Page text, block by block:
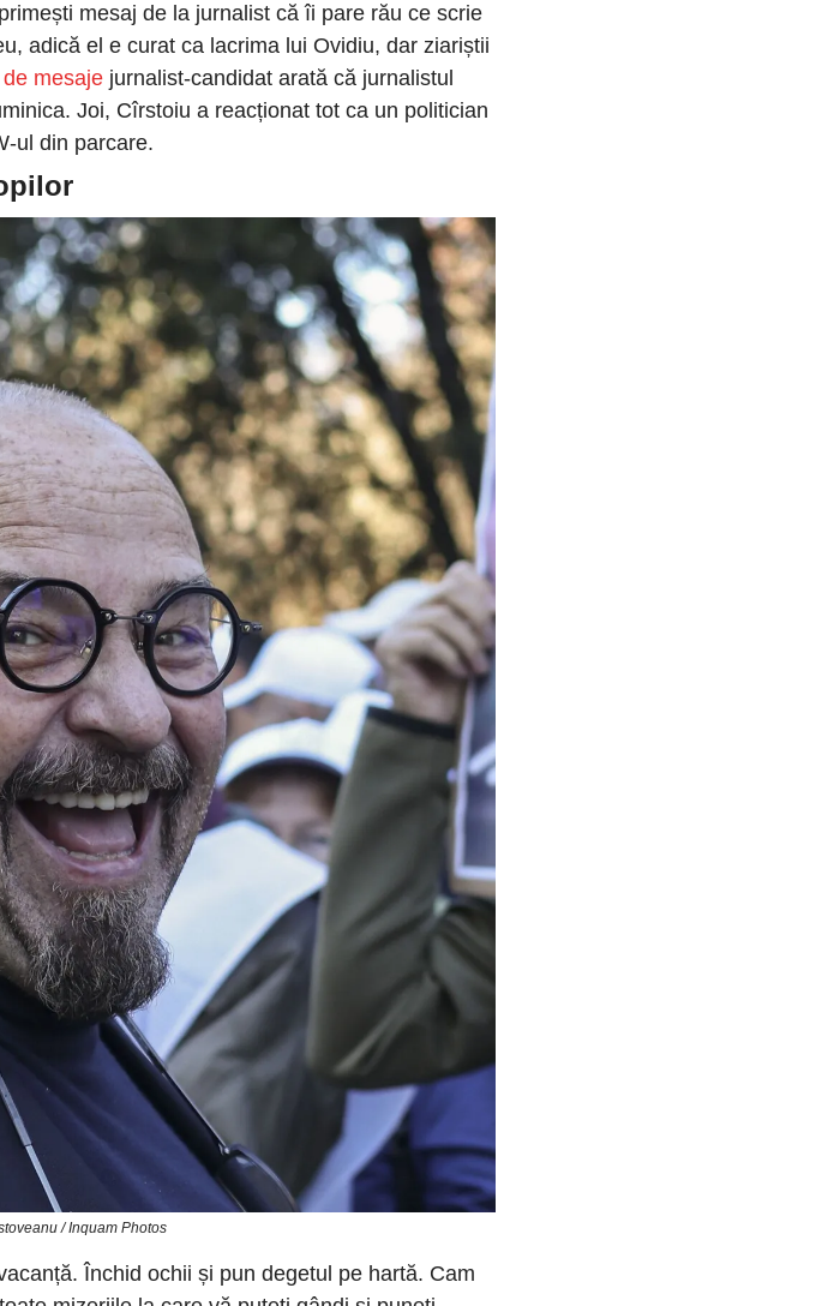
mesaj de la jurnalist că îi pare rău ce scrie
adică el e curat ca lacrima lui Ovidiu, dar ziariștii
mesaje jurnalist-candidat arată că jurnalistul
Joi, Cîrstoiu a reacționat tot ca un politician
ul din parcare.
/ Inquam Photos
Închid ochii și pun degetul pe hartă. Cam